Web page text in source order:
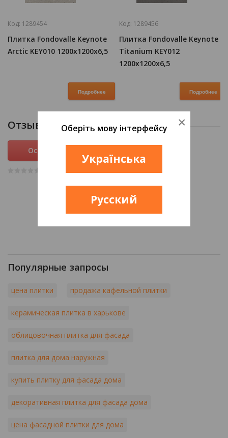
Код: 1289454
Плитка Fondovalle Keynote
Arctic KEY010 1200x1200x6,5
Подробнее
Код: 1289456
Плитка Fondovalle Keynote
Titanium KEY012
1200x1200x6,5
Подробнее
Отзывы
Оставить отзыв
Популярные запросы
цена плитки продажа кафельной плитки
керамическая плитка в харькове
облицовочная плитка для фасада
плитка для дома наружная
купить плитку для фасада дома
декоративная плитка для фасада дома
цена фасадной плитки для дома
×
Оберіть мову інтерфейсу
Українська
Русский